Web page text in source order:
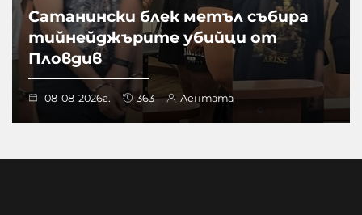
Сатанински блек метъл събира
тийнейджърите убийци от
Пловдив
08-08-2026г. 363 Лентата